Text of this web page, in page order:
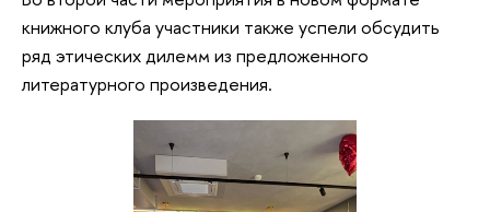
книжного клуба участники также успели обсудить
ряд этических дилемм из предложенного
литературного произведения.